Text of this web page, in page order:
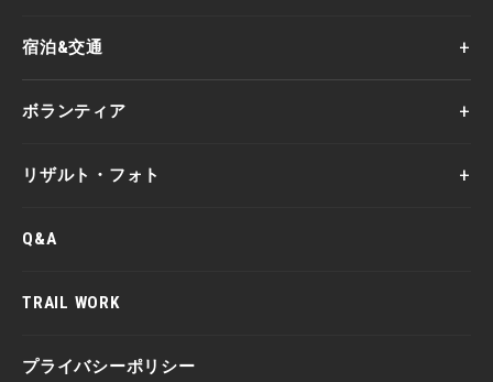
宿泊&交通
ボランティア
リザルト・フォト
Q&A
TRAIL WORK
プライバシーポリシー